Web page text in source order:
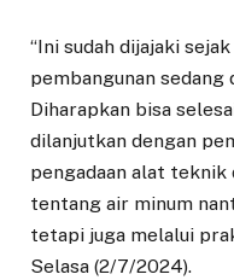
“Ini sudah dijajaki
pembangunan sedang
Diharapkan bisa
dilanjutkan dengan
pengadaan alat teknik
tentang air minum
tetapi juga melalui
Selasa (2/7/2024).